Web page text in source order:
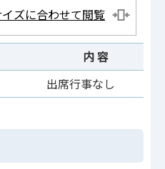
ズに合わせて閲覧
内 容
出席行事なし